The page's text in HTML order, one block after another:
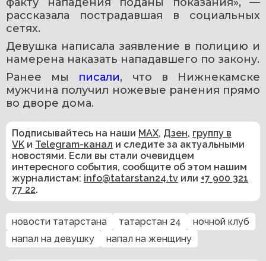
рассказала пострадавшая в социальных
сетях.
Девушка написала заявление в полицию и
намерена наказать нападавшего по закону.
Ранее мы писали, что в Нижнекамске
мужчина получил ножевые ранения прямо
во дворе дома.
Подписывайтесь на наши MAX, Дзен, группу в
VK и Telegram-канал и следите за актуальными
новостями. Если вы стали очевидцем
интересного события, сообщите об этом нашим
журналистам: info@tatarstan24.tv или +7 900 321
77 22.
новости татарстана татарстан 24
ночной клуб
напал на девушку
напал на женщину